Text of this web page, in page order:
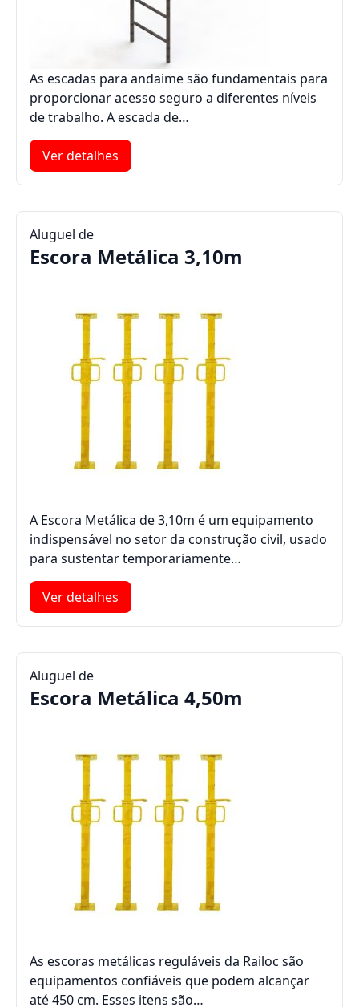
As escadas para andaime são fundamentais para
proporcionar acesso seguro a diferentes níveis
de trabalho. A escada de…
Ver detalhes
Aluguel de
Escora Metálica 3,10m
A Escora Metálica de 3,10m é um equipamento
indispensável no setor da construção civil, usado
para sustentar temporariamente…
Ver detalhes
Aluguel de
Escora Metálica 4,50m
As escoras metálicas reguláveis da Railoc são
equipamentos confiáveis que podem alcançar
até 450 cm. Esses itens são…